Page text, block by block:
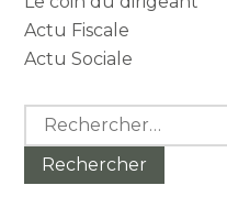
Actu Fiscale
Actu Sociale
Rechercher :